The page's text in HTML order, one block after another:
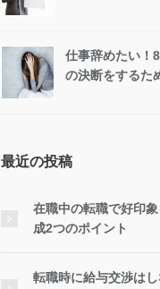
仕事辞めたい！
の決断をするた
最近の投稿
在職中の転職で好印
成2つのポイント
転職時に給与交渉は